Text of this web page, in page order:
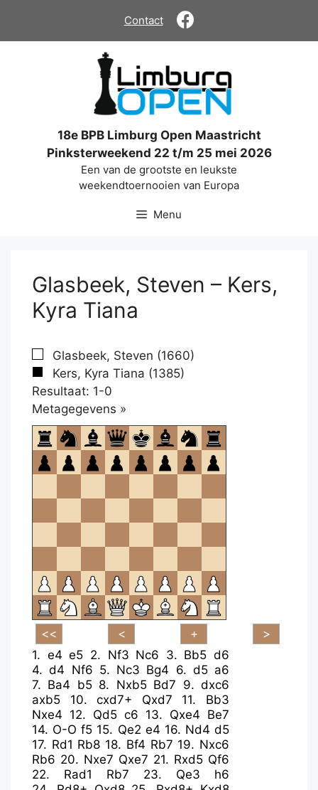
de
Contact
18e BPB Limburg Open Maastricht
Pinksterweekend 22 t/m 25 mei 2026
Een van de grootste en leukste
weekendtoernooien van Europa
Menu
Glasbeek, Steven – Kers,
Kyra Tiana
Glasbeek, Steven (1660)
Kers, Kyra Tiana (1385)
Resultaat: 1-0
Metagegevens »
om
te
openen.
1. e4 e5 2. Nf3 Nc6 3. Bb5 d6
4.d4 Nf6 5. Nc3 Bg4 6. d5 a6
7. Ba4 b5 8. Nxb5 Bd7 9.dxc6
axb5
10.cxd7+ Qxd7 11. Bb3
Nxe4 12. Qd5 c6 13. Qxe4 Be7
14. O-O f5 15. Qe2 e4 16. Nd4 d5
17. Rd1 Rb8 18. Bf4 Rb7 19. Nxc6
Rb6 20. Nxe7 Qxe7 21. Rxd5 Qf6
22. Rad1 Rb7 23. Qe3
h6